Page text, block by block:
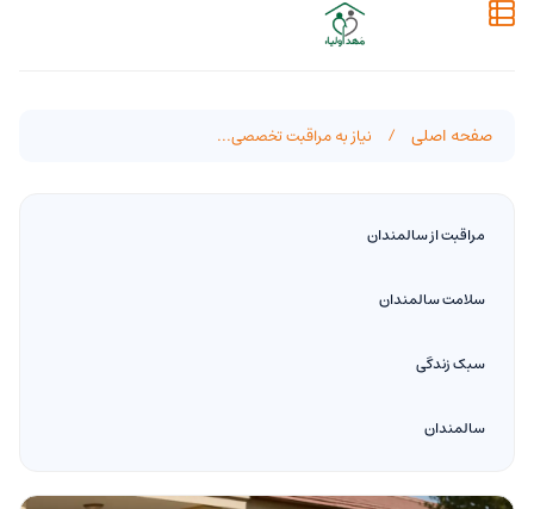
صفحه اصلی / نیاز به مراقبت تخصصی...
مراقبت از سالمندان
سلامت سالمندان
سبک زندگی
سالمندان